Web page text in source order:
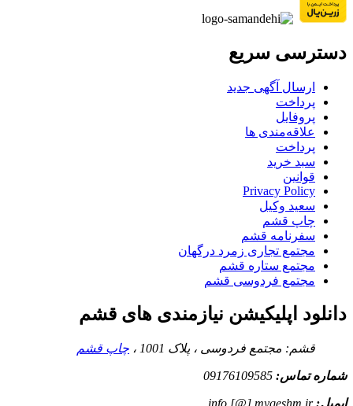
دسترسی سریع
ارسال آگهی جدید
پرداخت
پروفایل
علاقه‌مندی ها
پرداخت
سبد خرید
قوانین
Privacy Policy
سعید وکیل
چاپ قشم
سفرنامه قشم
مجتمع تجاری زمرد درگهان
مجتمع ستاره قشم
مجتمع فردوسی قشم
دانلود اپلیکیشن نیازمندی های قشم
قشم: مجتمع فردوسی ، پلاک 1001 ، چاپ قشم
شماره تماس: 09176109585